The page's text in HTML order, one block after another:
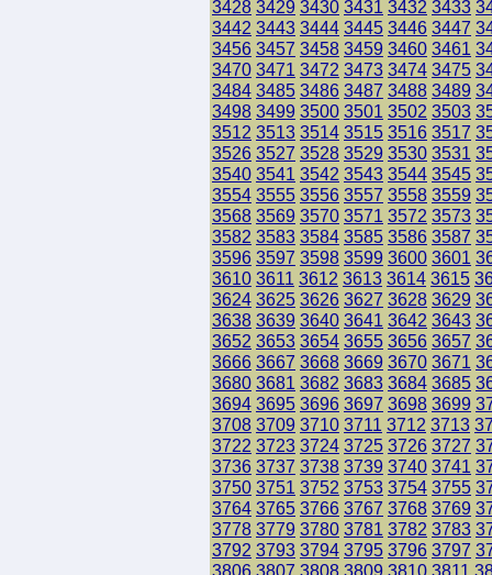
3428 3429 3430 3431 3432 3433
3442 3443 3444 3445 3446 3447
3456 3457 3458 3459 3460 3461
3470 3471 3472 3473 3474 3475
3484 3485 3486 3487 3488 3489
3498 3499 3500 3501 3502 3503
3512 3513 3514 3515 3516 3517
3526 3527 3528 3529 3530 3531
3540 3541 3542 3543 3544 3545
3554 3555 3556 3557 3558 3559
3568 3569 3570 3571 3572 3573
3582 3583 3584 3585 3586 3587
3596 3597 3598 3599 3600 3601
3610 3611 3612 3613 3614 3615
3624 3625 3626 3627 3628 3629
3638 3639 3640 3641 3642 3643
3652 3653 3654 3655 3656 3657
3666 3667 3668 3669 3670 3671
3680 3681 3682 3683 3684 3685
3694 3695 3696 3697 3698 3699
3708 3709 3710 3711 3712 3713
3722 3723 3724 3725 3726 3727
3736 3737 3738 3739 3740 3741
3750 3751 3752 3753 3754 3755
3764 3765 3766 3767 3768 3769
3778 3779 3780 3781 3782 3783
3792 3793 3794 3795 3796 3797
3806 3807 3808 3809 3810 3811